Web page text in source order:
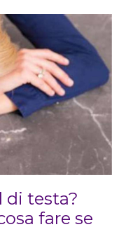
di testa?
fare se